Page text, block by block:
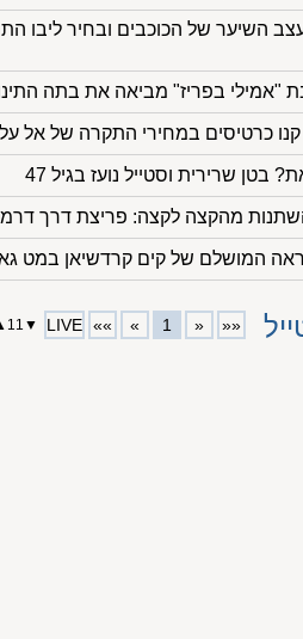
השיער של הכוכבים ובחיר ליבו
"אמילי בפריז" מביאה את בתה
בטן שרירית וסטייל נועז בגיל 47
מהקצה לקצה: פריצת דרך
המושלם של קים קרדשיאן במט
««
«
1
»
»»
LIVE
▼
11